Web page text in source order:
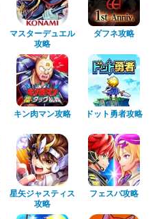
マスターデュエル
攻略
ダフネ攻略
キン肉マン攻略 ドット勇者攻略
星矢ジャスティス
攻略
フェスバ攻略